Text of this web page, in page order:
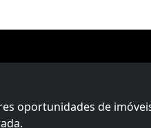
oportunidades de